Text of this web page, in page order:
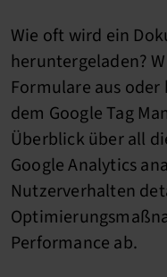
Wie oft wird ein
heruntergeladen?
Formulare aus
dem Google Tag
Überblick über all
Google Analytics
Nutzerverhalten
Performance ab.